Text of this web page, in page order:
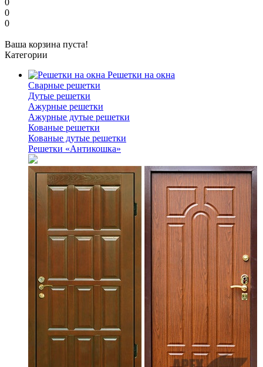
0
0
0
Ваша корзина пуста!
Категории
Решетки на окна
Сварные решетки
Дутые решетки
Ажурные решетки
Ажурные дутые решетки
Кованые решетки
Кованые дутые решетки
Решетки «Антикошка»